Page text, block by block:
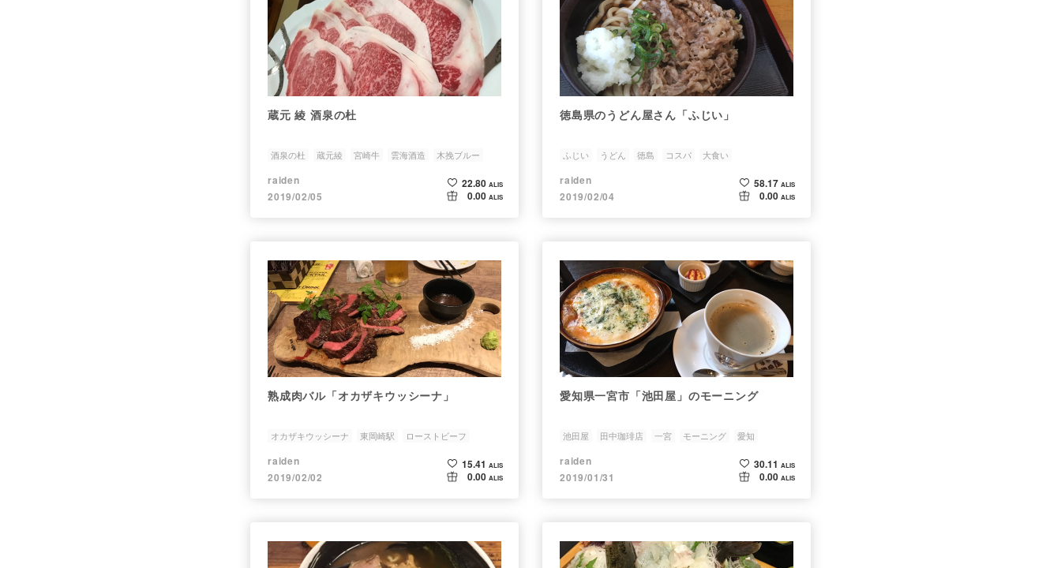
蔵元 綾 酒泉の杜
酒泉の杜 蔵元綾 宮崎牛 雲海酒造 木挽ブルー
raiden
2019/02/05
22.80 ALIS
0.00 ALIS
徳島県のうどん屋さん「ふじい」
ふじい うどん 徳島 コスパ 大食い
raiden
2019/02/04
58.17 ALIS
0.00 ALIS
熟成肉バル「オカザキウッシーナ」
オカザキウッシーナ 東岡崎駅
ローストビーフ
赤ワイン
raiden
2019/02/02
15.41 ALIS
0.00 ALIS
愛知県一宮市「池田屋」のモーニング
池田屋 田中珈琲店 一宮 モーニング 愛知
raiden
2019/01/31
30.11 ALIS
0.00 ALIS